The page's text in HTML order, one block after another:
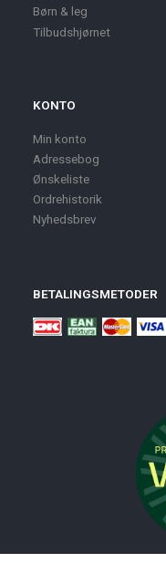
Børn & leg
Tilbudshjørnet
KONTO
Min konto
Adressebog
Ønskeliste
Ordrehistorik
Nyhedsbrev
BETALINGSMETODER